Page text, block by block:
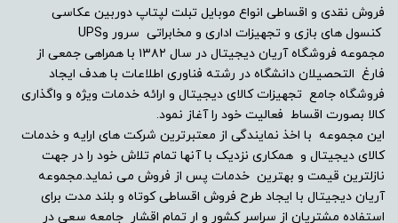
پورت VGA یا D-Sub
ندارد
پورت USB
ندارد
پورت HDMI
فروش نقدی و اقساطی انواع موبایل تبلت لپتاپ دوربین عکاسی
کنسول های بازی و تجهیزات اداری و مخابراتی سرور وUPS
مجموعه فروشگاه آریان دیجیتال در سال ۱۳۸۲ با همراهی جمعی از
فارغ التحصیلان دانشگاه در رشته فناوری اطلاعات با هدف ایجاد
فروشگاه جامع تجهیزات کالای دیجیتال و ارائه خدمات ویژه و واگذاری
کالا بصورت اقساط فعالیت خود را آغاز نمود.
این مجموعه با اخذ نمایندگی از معتبرترین شرکت های ارایه و خدمات
کالای دیجیتال و همکاری نزدیک با آنها تمام تلاش خود را در جهت
نازلترین قیمت و بهترین خدمات پس از فروش می نماید.مجموعه
آریان دیجیتال با ایجاد طرح فروش اقساطی کوتاه و بلند مدت برای
استفاده مشتریان از سراسر کشور و ار تمام اقشار جامعه سعی در